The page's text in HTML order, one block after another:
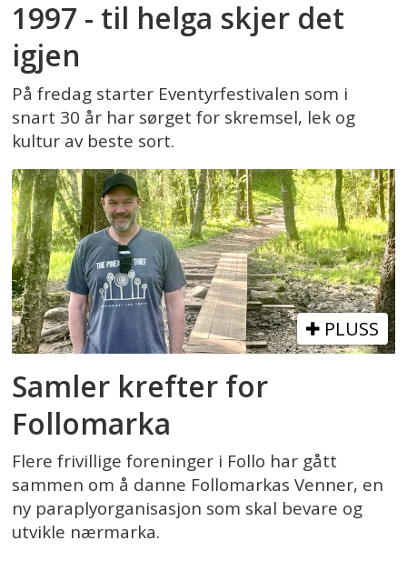
1997 - til helga skjer det
igjen
På fredag starter Eventyrfestivalen som i
snart 30 år har sørget for skremsel, lek og
kultur av beste sort.
PLUSS
Samler krefter for
Follomarka
Flere frivillige foreninger i Follo har gått
sammen om å danne Follomarkas Venner, en
ny paraplyorganisasjon som skal bevare og
utvikle nærmarka.